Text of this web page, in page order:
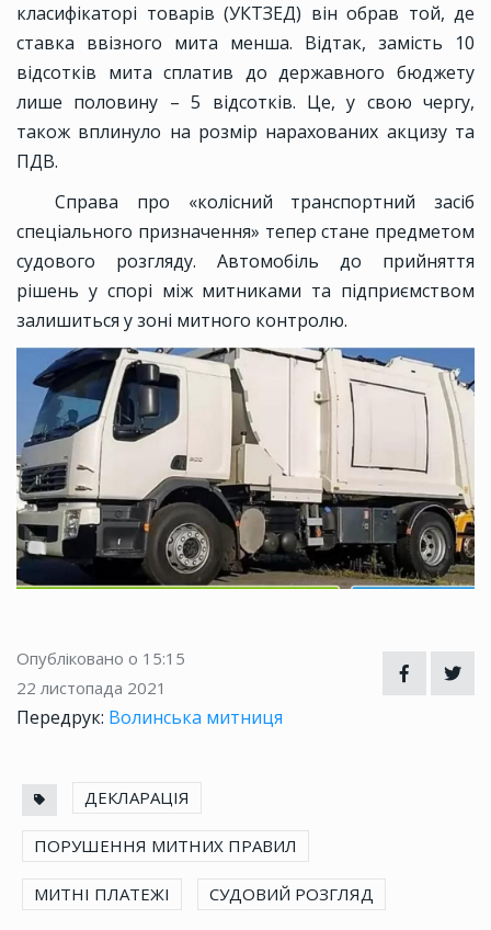
класифікаторі товарів (УКТЗЕД) він обрав той, де
ставка ввізного мита менша. Відтак, замість 10
відсотків мита сплатив до державного бюджету
лише половину – 5 відсотків. Це, у свою чергу,
також вплинуло на розмір нарахованих акцизу та
ПДВ.
Справа про «колісний транспортний засіб
спеціального призначення» тепер стане предметом
судового розгляду. Автомобіль до прийняття
рішень у спорі між митниками та підприємством
залишиться у зоні митного контролю.
Опубліковано о 15:15
22 листопада 2021
Передрук: Волинська митниця
ДЕКЛАРАЦІЯ
ПОРУШЕННЯ МИТНИХ ПРАВИЛ
МИТНІ ПЛАТЕЖІ СУДОВИЙ РОЗГЛЯД